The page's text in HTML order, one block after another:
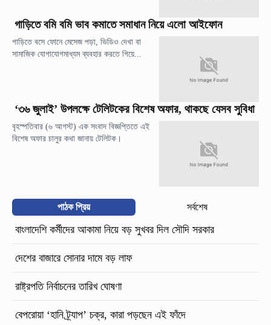
গাড়িতে বমি বমি ভাব কমাতে সমাধান নিয়ে এলো আইফোন
গাড়িতে বসে ফোনে মেসেজ পড়া, ভিডিও দেখা বা
সামাজিক যোগাযোগমাধ্যম ব্যবহার করতে গিয়ে...
‘৩৬ জুলাই’ উপলক্ষে টেলিটকের বিশেষ অফার, থাকছে যেসব সুবিধা
বৃহস্পতিবার (৬ আগস্ট) এক সংবাদ বিজ্ঞপ্তিতে এই
বিশেষ অফার চালুর কথা জানায় টেলিটক।
পাঠক প্রিয় সর্বশেষ
বাংলাদেশি কর্মীদের আকামা নিয়ে বড় সুখবর দিল সৌদি সরকার
দেশের বাজারে সোনার দামে বড় লাফ
রাষ্ট্রপতি নির্বাচনের তারিখ ঘোষণা
বেপরোয়া ‘হানি ট্র্যাপ’ চক্র, কারা পড়ছেন এই ফাঁদে